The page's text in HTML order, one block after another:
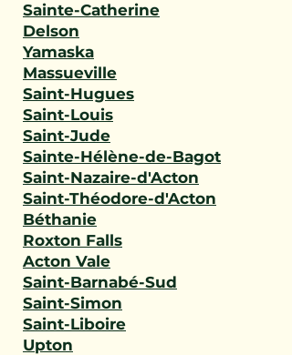
Sainte-Catherine
Delson
Yamaska
Massueville
Saint-Hugues
Saint-Louis
Saint-Jude
Sainte-Hélène-de-Bagot
Saint-Nazaire-d'Acton
Saint-Théodore-d'Acton
Béthanie
Roxton Falls
Acton Vale
Saint-Barnabé-Sud
Saint-Simon
Saint-Liboire
Upton